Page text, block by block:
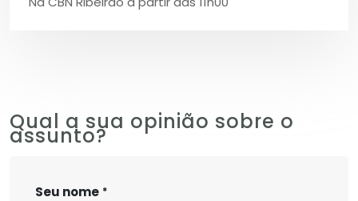
Qual a sua opinião sobre o
assunto?
Seu nome